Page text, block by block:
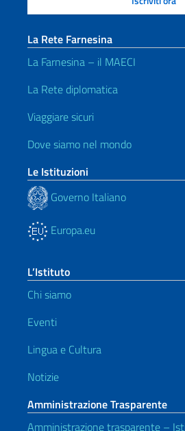
La Rete Farnesina
La Farnesina – il MAECI
La Rete diplomatica
Viaggiare sicuri
Dove siamo nel mondo
Le Istituzioni
Governo Italiano
Europa.eu
L’Istituto
Chi siamo
Eventi
Lingua e Cultura
Notizie
Amministrazione Trasparente
Amministrazione trasparente –